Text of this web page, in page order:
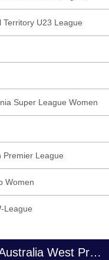
Territory U23 League
Super League Women
Premier League
Women
League
Kết quả Australia West Premier Bam Creative Night Series